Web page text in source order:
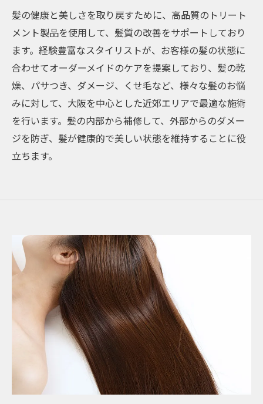
髪の健康と美しさを取り戻すために、高品質のトリート
メント製品を使用して、髪質の改善をサポートしており
ます。経験豊富なスタイリストが、お客様の髪の状態に
合わせてオーダーメイドのケアを提案しており、髪の乾
燥、パサつき、ダメージ、くせ毛など、様々な髪のお悩
みに対して、大阪を中心とした近郊エリアで最適な施術
を行います。髪の内部から補修して、外部からのダメー
ジを防ぎ、髪が健康的で美しい状態を維持することに役
立ちます。